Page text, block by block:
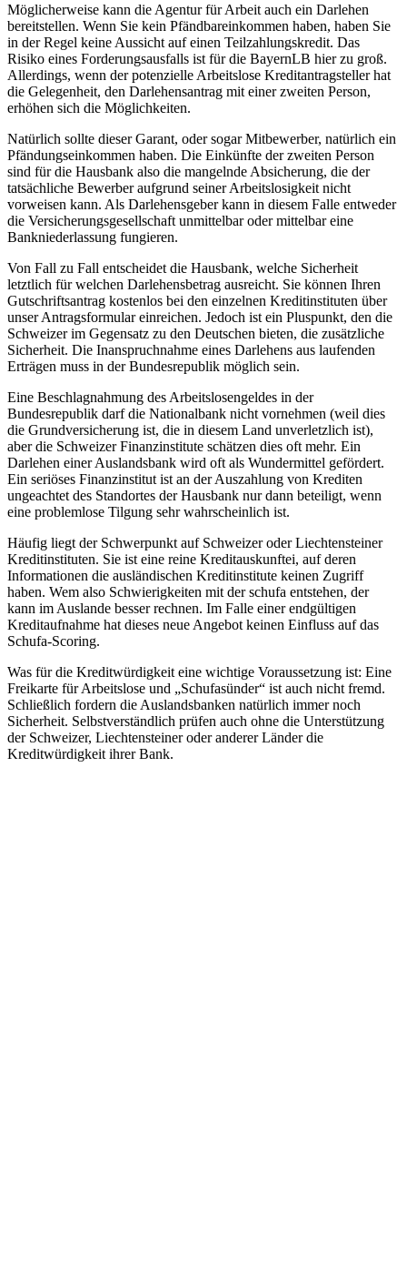
Möglicherweise kann die Agentur für Arbeit auch ein Darlehen
bereitstellen. Wenn Sie kein Pfändbareinkommen haben, haben Sie
in der Regel keine Aussicht auf einen Teilzahlungskredit. Das
Risiko eines Forderungsausfalls ist für die BayernLB hier zu groß.
Allerdings, wenn der potenzielle Arbeitslose Kreditantragsteller hat
die Gelegenheit, den Darlehensantrag mit einer zweiten Person,
erhöhen sich die Möglichkeiten.
Natürlich sollte dieser Garant, oder sogar Mitbewerber, natürlich ein
Pfändungseinkommen haben. Die Einkünfte der zweiten Person
sind für die Hausbank also die mangelnde Absicherung, die der
tatsächliche Bewerber aufgrund seiner Arbeitslosigkeit nicht
vorweisen kann. Als Darlehensgeber kann in diesem Falle entweder
die Versicherungsgesellschaft unmittelbar oder mittelbar eine
Bankniederlassung fungieren.
Von Fall zu Fall entscheidet die Hausbank, welche Sicherheit
letztlich für welchen Darlehensbetrag ausreicht. Sie können Ihren
Gutschriftsantrag kostenlos bei den einzelnen Kreditinstituten über
unser Antragsformular einreichen. Jedoch ist ein Pluspunkt, den die
Schweizer im Gegensatz zu den Deutschen bieten, die zusätzliche
Sicherheit. Die Inanspruchnahme eines Darlehens aus laufenden
Erträgen muss in der Bundesrepublik möglich sein.
Eine Beschlagnahmung des Arbeitslosengeldes in der
Bundesrepublik darf die Nationalbank nicht vornehmen (weil dies
die Grundversicherung ist, die in diesem Land unverletzlich ist),
aber die Schweizer Finanzinstitute schätzen dies oft mehr. Ein
Darlehen einer Auslandsbank wird oft als Wundermittel gefördert.
Ein seriöses Finanzinstitut ist an der Auszahlung von Krediten
ungeachtet des Standortes der Hausbank nur dann beteiligt, wenn
eine problemlose Tilgung sehr wahrscheinlich ist.
Häufig liegt der Schwerpunkt auf Schweizer oder Liechtensteiner
Kreditinstituten. Sie ist eine reine Kreditauskunftei, auf deren
Informationen die ausländischen Kreditinstitute keinen Zugriff
haben. Wem also Schwierigkeiten mit der schufa entstehen, der
kann im Auslande besser rechnen. Im Falle einer endgültigen
Kreditaufnahme hat dieses neue Angebot keinen Einfluss auf das
Schufa-Scoring.
Was für die Kreditwürdigkeit eine wichtige Voraussetzung ist: Eine
Freikarte für Arbeitslose und „Schufasünder“ ist auch nicht fremd.
Schließlich fordern die Auslandsbanken natürlich immer noch
Sicherheit. Selbstverständlich prüfen auch ohne die Unterstützung
der Schweizer, Liechtensteiner oder anderer Länder die
Kreditwürdigkeit ihrer Bank.